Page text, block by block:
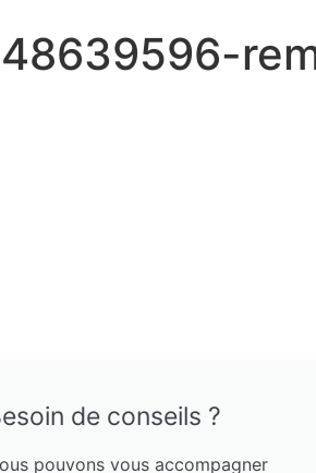
de conseils ?
pouvons vous accompagner